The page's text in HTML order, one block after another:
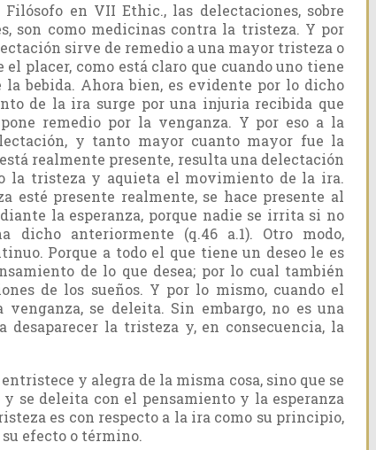
Filósofo en VII Ethic., las delectaciones, sobre
son como medicinas contra la tristeza. Y por
sirve de remedio a una mayor tristeza o
el placer, como está claro que cuando uno tiene
la bebida. Ahora bien, es evidente por lo dicho
de la ira surge por una injuria recibida que
remedio por la venganza. Y por eso a la
y tanto mayor cuanto mayor fue la
realmente presente, resulta una delectación
la tristeza y aquieta el movimiento de la ira.
esté presente realmente, se hace presente al
la esperanza, porque nadie se irrita si no
dicho anteriormente (q.46 a.1). Otro modo,
Porque a todo el que tiene un deseo le es
de lo que desea; por lo cual también
de los sueños. Y por lo mismo, cuando el
se deleita. Sin embargo, no es una
desaparecer la tristeza y, en consecuencia, la
entristece y alegra de la misma cosa, sino que se
se deleita con el pensamiento y la esperanza
es con respecto a la ira como su principio,
efecto o término.